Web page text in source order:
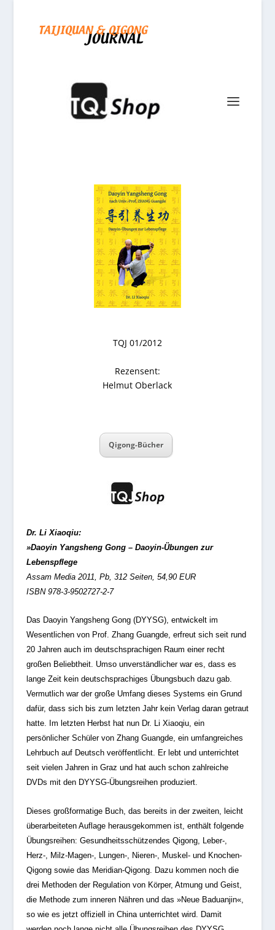
TQJ 01/2012
Rezensent:
Helmut Oberlack
Qigong-Bücher
Dr. Li Xiaoqiu:
»Daoyin Yangsheng Gong – Daoyin-Übungen zur
Lebenspflege
Assam Media 2011, Pb, 312 Seiten, 54,90 EUR
ISBN 978-3-9502727-2-7
Das Daoyin Yangsheng Gong (DYYSG), entwickelt im
Wesentlichen von Prof. Zhang Guangde, erfreut sich seit rund
20 Jahren auch im deutschsprachigen Raum einer recht
großen Beliebtheit. Umso unverständlicher war es, dass es
lange Zeit kein deutschsprachiges Übungsbuch dazu gab.
Vermutlich war der große Umfang dieses Systems ein Grund
dafür, dass sich bis zum letzten Jahr kein Verlag daran getraut
hatte. Im letzten Herbst hat nun Dr. Li Xiaoqiu, ein
persönlicher Schüler von Zhang Guangde, ein umfangreiches
Lehrbuch auf Deutsch veröffentlicht. Er lebt und unterrichtet
seit vielen Jahren in Graz und hat auch schon zahlreiche
DVDs mit den DYYSG-Übungsreihen produziert.
Dieses großformatige Buch, das bereits in der zweiten, leicht
überarbeiteten Auflage herausgekommen ist, enthält folgende
Übungsreihen: Gesundheitsschützendes Qigong, Leber-,
Herz-, Milz-Magen-, Lungen-, Nieren-, Muskel- und Knochen-
Qigong sowie das Meridian-Qigong. Dazu kommen noch die
drei Methoden der Regulation von Körper, Atmung und Geist,
die Methode zum inneren Nähren und das »Neue Baduanjin«,
so wie es jetzt offiziell in China unterrichtet wird. Damit